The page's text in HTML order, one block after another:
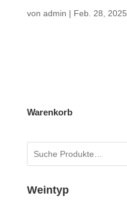
von admin | Feb. 28, 2025
Warenkorb
Weintyp